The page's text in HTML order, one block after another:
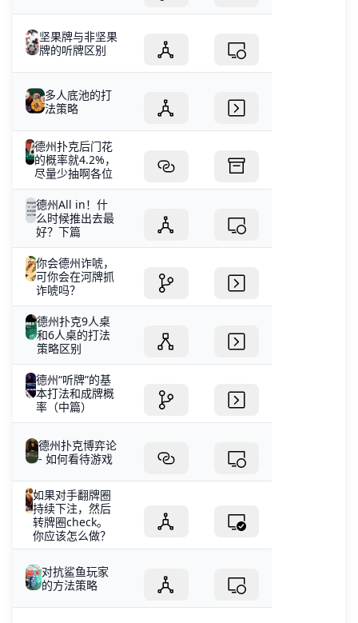
坚果牌与非坚果
牌的听牌区别
多人底池的打
法策略
德州扑克后门花
的概率就4.2%，
尽量少抽啊各位
德州All in！什
么时候推出去最
好？下篇
你会德州诈唬，
可你会在河牌抓
诈唬吗？
德州扑克9人桌
和6人桌的打法
策略区别
德州“听牌”的基
本打法和成牌概
率（中篇）
德州扑克博弈论
- 如何看待游戏
如果对手翻牌圈
持续下注，然后
转牌圈check。
你应该怎么做？
对抗鲨鱼玩家
的方法策略